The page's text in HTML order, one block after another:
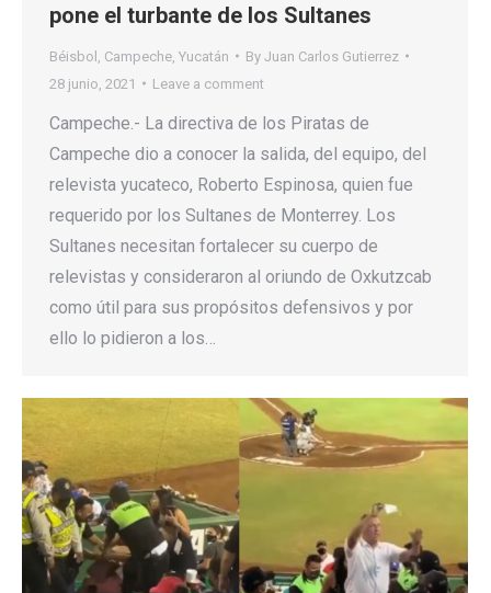
pone el turbante de los Sultanes
Béisbol Campeche Yucatán By Juan Carlos Gutierrez
28 junio, 2021
Leave a comment
Campeche.- La directiva de los Piratas de
Campeche dio a conocer la salida, del equipo, del
relevista yucateco, Roberto Espinosa, quien fue
requerido por los Sultanes de Monterrey. Los
Sultanes necesitan fortalecer su cuerpo de
relevistas y consideraron al oriundo de Oxkutzcab
como útil para sus propósitos defensivos y por
ello lo pidieron a los…